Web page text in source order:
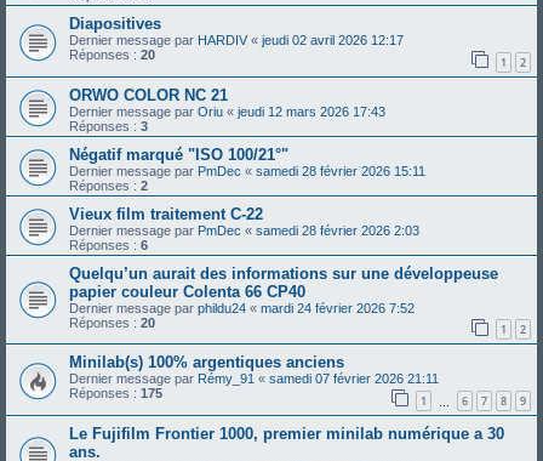
Diapositives
Dernier message par HARDIV « jeudi 02 avril 2026 12:17
Réponses : 20 1 2
ORWO COLOR NC 21
Dernier message par Oriu « jeudi 12 mars 2026 17:43
Réponses : 3
Négatif marqué "ISO 100/21°"
Dernier message par PmDec « samedi 28 février 2026 15:11
Réponses : 2
Vieux film traitement C-22
Dernier message par PmDec « samedi 28 février 2026 2:03
Réponses : 6
Quelqu’un aurait des informations sur une développeuse
papier couleur Colenta 66 CP40
Dernier message par phildu24 « mardi 24 février 2026 7:52
Réponses : 20 1 2
Minilab(s) 100% argentiques anciens
Dernier message par Rémy_91 « samedi 07 février 2026 21:11
Réponses : 175 1 6 7 8 9
Le Fujifilm Frontier 1000, premier minilab numérique a 30
ans.